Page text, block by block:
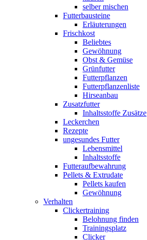
selber mischen
Futterbausteine
Erläuterungen
Frischkost
Beliebtes
Gewöhnung
Obst & Gemüse
Grünfutter
Futterpflanzen
Futterpflanzenliste
Hirseanbau
Zusatzfutter
Inhaltsstoffe Zusätze
Leckerchen
Rezepte
ungesundes Futter
Lebensmittel
Inhaltsstoffe
Futteraufbewahrung
Pellets & Extrudate
Pellets kaufen
Gewöhnung
Verhalten
Clickertraining
Belohnung finden
Trainingsplatz
Clicker